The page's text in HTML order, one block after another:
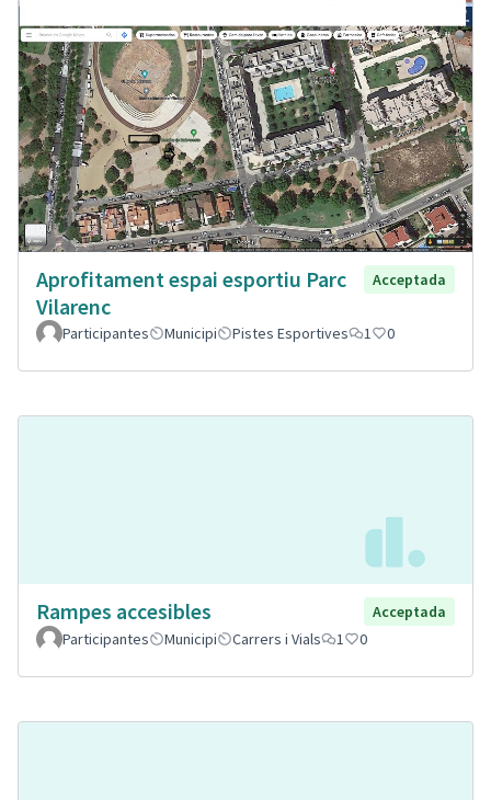
Aprofitament espai esportiu Parc
Vilarenc
Acceptada
Participantes Municipi Pistes Esportives 1 0
Rampes accesibles
Acceptada
Participantes
Municipi Carrers i Vials 1 0